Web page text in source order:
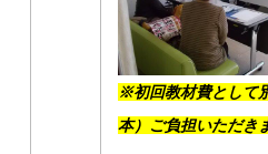
※初回教材費として
本）ご負担いただき